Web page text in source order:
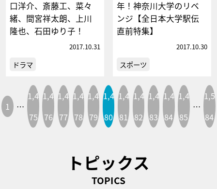
口洋介、斎藤工、菜々
緒、間宮祥太朗、上川
隆也、石田ゆり子！
2017.10.31
ドラマ
年！神奈川大学のリベ
ンジ【全日本大学駅伝
直前特集】
2017.10.30
スポーツ
1 …
1,4
75
1,4
76
1,4
77
1,4
78
1,4
79
1,4
80
1,4
81
1,4
82
1,4
83
1,4
84
1,4
85
…
1,5
84
トピックス
TOPICS